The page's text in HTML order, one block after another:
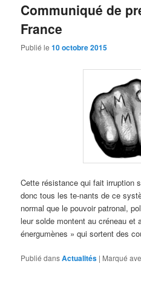
Communiqué de
France
Publié le10 octobre 2015
Cette résistance qui fait irruption
donc tous les te-nants de ce
normal que le pouvoir patronal,
leur solde montent au créneau et
énergumènes » qui sortent des
Publié dansActualités | Marqué